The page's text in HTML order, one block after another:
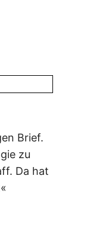
Brief.
zu
Da hat